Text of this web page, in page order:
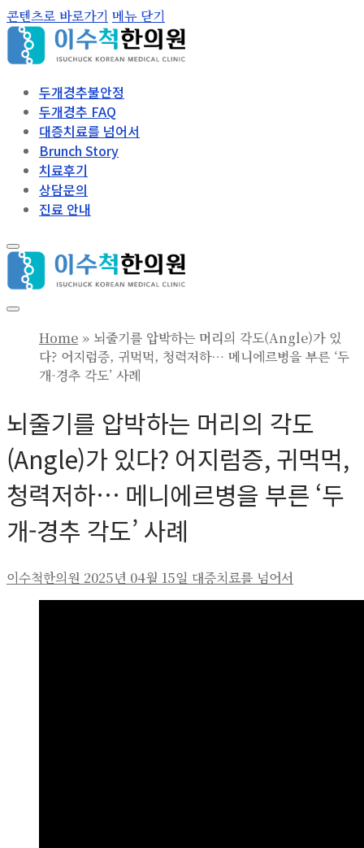
콘텐츠로 바로가기 메뉴 닫기
두개경추불안정
두개경추 FAQ
대증치료를 넘어서
Brunch Story
치료후기
상담문의
진료 안내
Home » 뇌줄기를 압박하는 머리의 각도(Angle)가 있
다? 어지럼증, 귀먹먹, 청력저하… 메니에르병을 부른 ‘두
개-경추 각도’ 사례
뇌줄기를 압박하는 머리의 각도
(Angle)가 있다? 어지럼증, 귀먹먹,
청력저하… 메니에르병을 부른 ‘두
개-경추 각도’ 사례
이수척한의원 2025년 04월 15일 대증치료를 넘어서